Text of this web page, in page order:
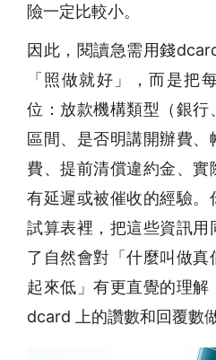
險一定比較小。
因此，閱讀急需用錢
「照做就好」，而是把
位：放款機構類型（銀
區間、是否明講開辦費
費、提前清償違約金、實
有延遲或被催收的經驗
試算表裡，把這些資訊用
了自然會對「什麼叫做
起來低」有更直覺的理
dcard 上的讚數和回覆數